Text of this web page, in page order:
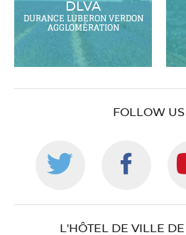
DLVA
DURANCE LUBERON VERDON
AGGLOMÉRATION
FOLLOW US
Follow
us
us
L'HÔTEL DE VILLE